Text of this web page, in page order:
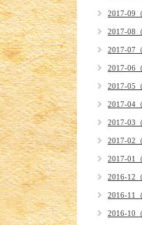
2017-09（
2017-08（
2017-07（
2017-06（
2017-05（
2017-04（
2017-03（
2017-02（
2017-01（
2016-12（
2016-11（
2016-10（